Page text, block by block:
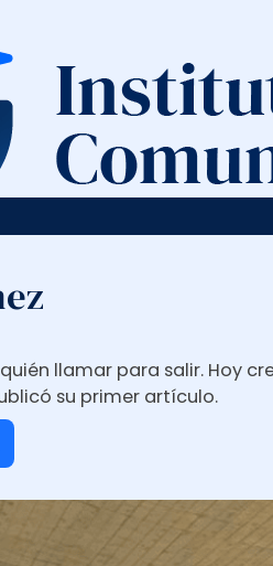
llamar para salir. Hoy
su primer artículo.